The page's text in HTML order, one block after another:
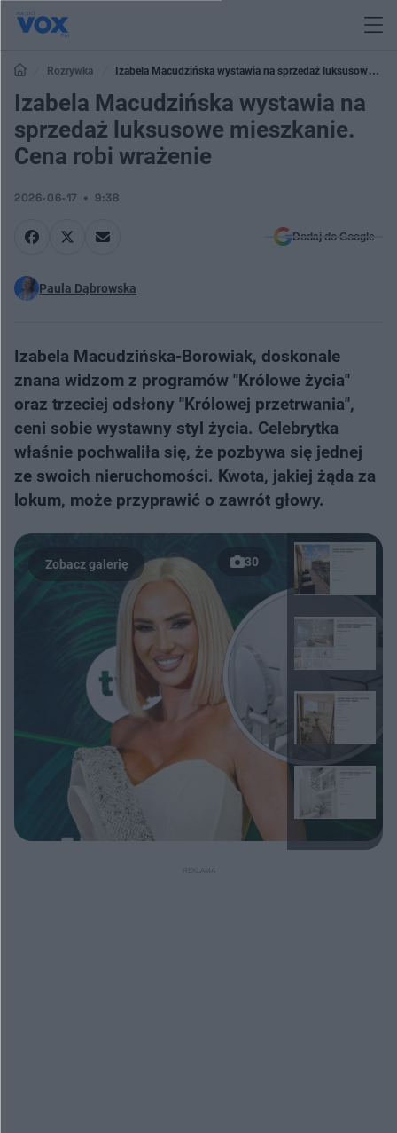
Rozrywka
Izabela Macudzińska wystawia na sprzedaż luksusowe
mieszkanie. Cena robi wrażenie
Izabela Macudzińska wystawia na
sprzedaż luksusowe mieszkanie.
Cena robi wrażenie
2026-06-17 9:38
Dodaj do Google
Paula Dąbrowska
Izabela Macudzińska-Borowiak, doskonale
znana widzom z programów "Królowe życia"
oraz trzeciej odsłony "Królowej przetrwania",
ceni sobie wystawny styl życia. Celebrytka
właśnie pochwaliła się, że pozbywa się jednej
ze swoich nieruchomości. Kwota, jakiej żąda za
lokum, może przyprawić o zawrót głowy.
30